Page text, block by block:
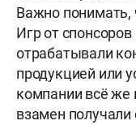
Важно понимать,
Игр от
отрабатывали
продукцией или
компании всё же
взамен